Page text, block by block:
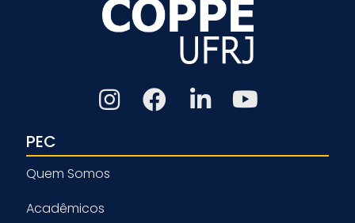
PEC
Quem Somos
Acadêmicos